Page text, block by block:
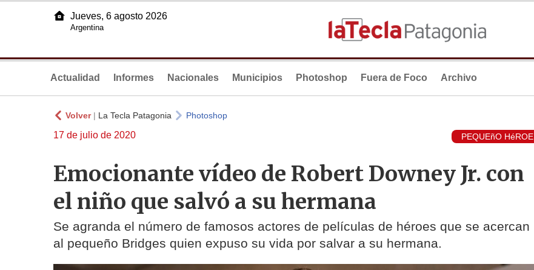
Jueves, 6 agosto 2026
Argentina
Actualidad Informes Nacionales Municipios Photoshop Fuera de Foco Archivo
Volver| La Tecla Patagonia Photoshop
17 de julio de 2020 PEQUEñO HéROE
Emocionante vídeo de Robert Downey Jr. con
el niño que salvó a su hermana
Se agranda el número de famosos actores de películas de héroes que se acercan
al pequeño Bridges quien expuso su vida por salvar a su hermana.